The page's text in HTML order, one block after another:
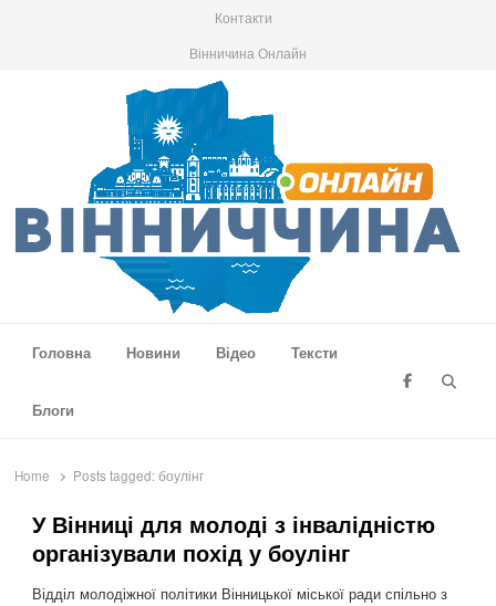
Контакти
Вінничина Онлайн
Головна
Новини Відео Тексти
Блоги
Home Posts tagged:боулінг
У Вінниці для молоді з інвалідністю
організували похід у боулінг
Відділ молодіжної політики Вінницької міської ради спільно з